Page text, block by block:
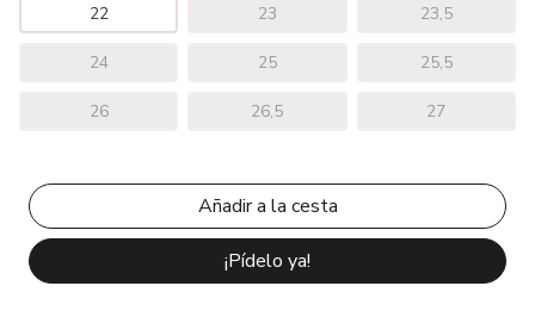
22 23 23,5
24 25 25,5
26 26,5 27
¡Pídelo ya!